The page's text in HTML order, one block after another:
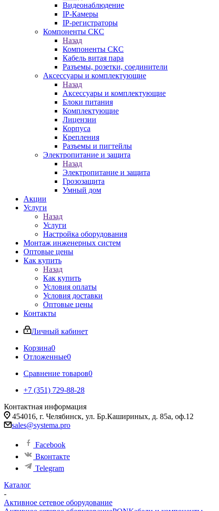
Видеонаблюдение
IP-Камеры
IP-регистраторы
Компоненты СКС
Назад
Компоненты СКС
Кабель витая пара
Разъемы, розетки, соединители
Аксессуары и комплектующие
Назад
Аксессуары и комплектующие
Блоки питания
Комплектующие
Лицензии
Корпуса
Крепления
Разъемы и пигтейлы
Электропитание и защита
Назад
Электропитание и защита
Грозозащита
Умный дом
Акции
Услуги
Назад
Услуги
Настройка оборудования
Монтаж инженерных систем
Оптовые цены
Как купить
Назад
Как купить
Условия оплаты
Условия доставки
Оптовые цены
Контакты
Личный кабинет
Корзина0
Отложенные0
Сравнение товаров0
+7 (351) 729-88-28
Контактная информация
454016, г. Челябинск, ул. Бр.Кашириных, д. 85а, оф.12
sales@systema.pro
Facebook
Вконтакте
Telegram
Каталог
-
Активное сетевое оборудование